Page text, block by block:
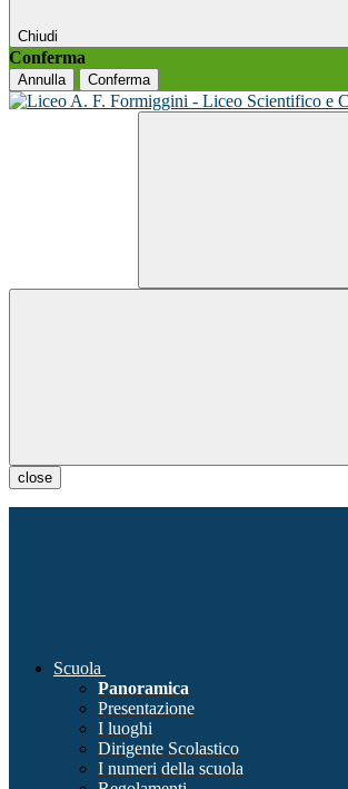
Chiudi
Conferma
Annulla Conferma
close
Scuola
Panoramica
Presentazione
I luoghi
Dirigente Scolastico
I numeri della scuola